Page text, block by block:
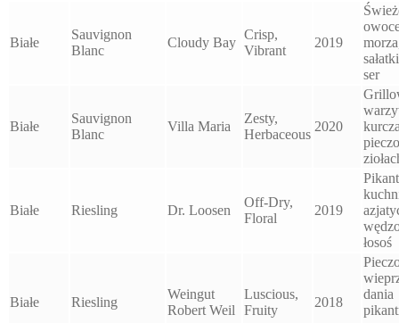
Białe
Sauvignon
Blanc
Cloudy Bay
Crisp,
Vibrant
2019
ser
Białe
Sauvignon
Blanc
Villa Maria
Zesty,
Herbaceous
2020
Białe Riesling Dr. Loosen
Off-Dry,
Floral
2019
łosoś
Białe Riesling
Weingut
Robert Weil
Luscious,
Fruity
2018
dania